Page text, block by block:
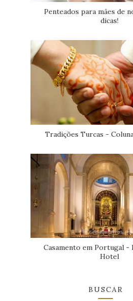
Penteados para mães de
dicas!
Tradições Turcas -
Casamento em Portugal -
Hotel
BUSCAR